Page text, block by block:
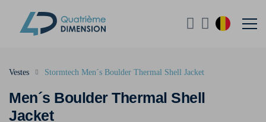
Men´s Boulder Thermal Shell
Jacket
Vestes Stormtech Men´s Boulder Thermal Shell Jacket